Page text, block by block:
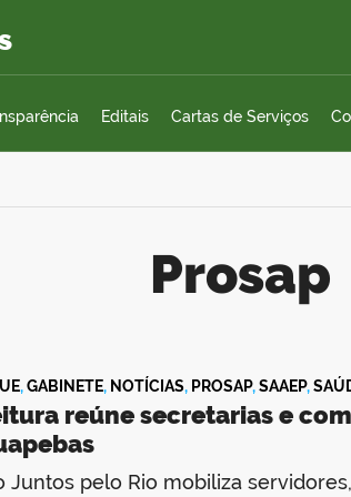
Editais Cartas de Serviços
Prosap
,GABINETE, NOTÍCIAS, PROSAP,SAAEP,
reúne secretarias e
Juntos pelo Rio mobiliza